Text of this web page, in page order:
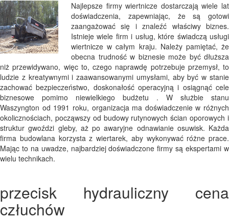
Najlepsze firmy wiertnicze dostarczają wiele lat
doświadczenia, zapewniając, że są gotowi
zaangażować się i znaleźć właściwy biznes.
Istnieje wiele firm i usług, które świadczą usługi
wiertnicze w całym kraju. Należy pamiętać, że
obecna trudność w biznesie może być dłuższa
niż przewidywano, więc to, czego naprawdę potrzebuje przemysł, to
ludzie z kreatywnymi i zaawansowanymi umysłami, aby być w stanie
zachować bezpieczeństwo, doskonałość operacyjną i osiągnąć cele
biznesowe pomimo niewielkiego budżetu . W służbie stanu
Waszyngton od 1991 roku, organizacja ma doświadczenie w różnych
okolicznościach, począwszy od budowy rutynowych ścian oporowych i
struktur gwoździ gleby, aż po awaryjne odnawianie osuwisk. Każda
firma budowlana korzysta z wiertarek, aby wykonywać różne prace.
Mając to na uwadze, najbardziej doświadczone firmy są ekspertami w
wielu technikach.
przecisk hydrauliczny cena
człuchów